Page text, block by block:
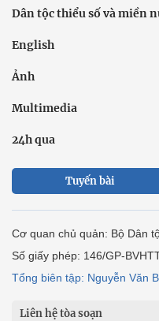
Dân tộc thiểu số và miền
English
Ảnh
Multimedia
24h qua
Tuyến bài
Cơ quan chủ quản: Bộ Dân
Số giấy phép: 146/GP-
Tổng biên tập: Nguyễn Văn
Liên hệ tòa soạn